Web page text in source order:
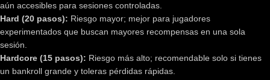
aún accesibles para sesiones controladas.
Hard (20 pasos): Riesgo mayor; mejor para jugadores
experimentados que buscan mayores recompensas en una sola
sesión.
Hardcore (15 pasos): Riesgo más alto; recomendable solo si tienes
un bankroll grande y toleras pérdidas rápidas.